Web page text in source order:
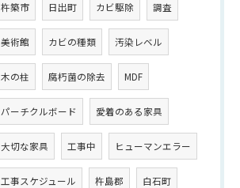
杵築市 日出町 カビ駆除 調査
美術館 カビの種類 汚染レベル
木の柱 腐朽菌の除去 MDF
パーチクルボード 愛着のある家具
大切な家具 工事中 ヒューマンエラー
工事スケジュール 杵島郡 白石町